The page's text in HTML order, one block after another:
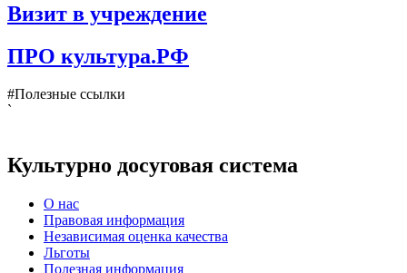
Визит в учреждение
ПРО культура.РФ
#Полезные ссылки
`
Культурно досуговая система
О нас
Правовая информация
Независимая оценка качества
Льготы
Полезная информация